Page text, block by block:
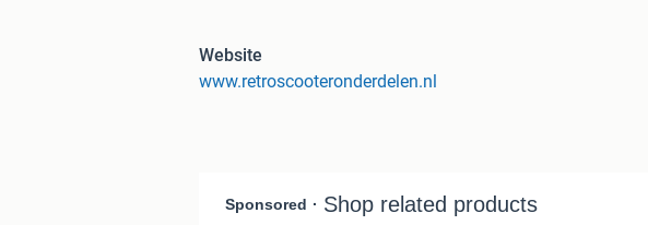
Voorscherm
Beenschild
Tellerkap (vierkante koplamp)
Website
www.retroscooteronderdelen.nl